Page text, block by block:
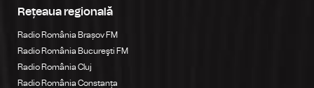
Rețeaua regională
Radio România Brașov FM
Radio România Bucureşti FM
Radio România Cluj
Radio România Constanța